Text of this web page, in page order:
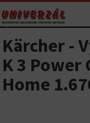
Kärcher -
K 3 Power
Home